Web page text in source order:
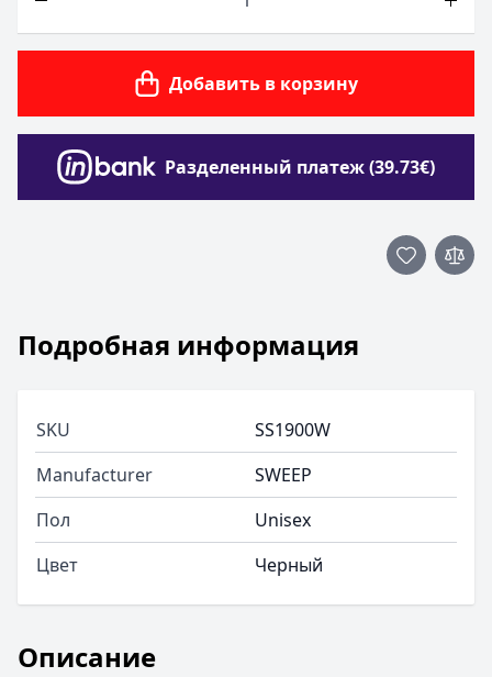
Добавить в корзину
Разделенный платеж (39.73€)
Описание
Подробная информация
SKU
SS1900W
Manufacturer
SWEEP
Пол
Unisex
Цвет
Черный